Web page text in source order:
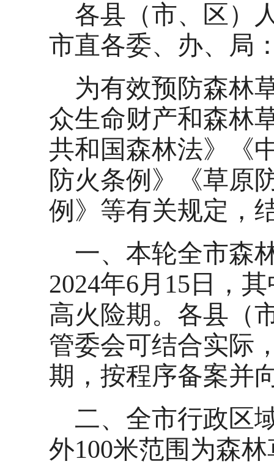
各县（市、区）
市直各委、办、局
为有效预防森林
众生命财产和森林
共和国森林法》《
防火条例》《草原
例》等有关规定，
一、本轮全市森
2024年6月15日，
高火险期。各县（
管委会可结合实际
期，按程序备案并
二、全市行政区
外100米范围为森